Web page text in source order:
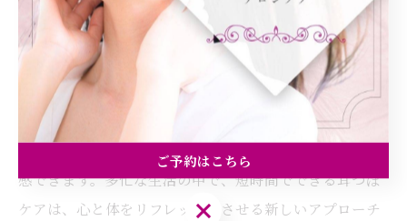
耳つぼは、心身のリフレッシュに驚くべき効果をもたら
します。特に大阪市都島区内代町では、耳つぼ刺激を通
じて多くの人々が日々の疲れを解消しています。耳の特
定のつぼを刺激することで、自律神経が整い、ストレス
が軽減されるため、心身ともにリラックスした状態を実
感できます。多忙な生活の中で、短時間でできる耳つぼ
ケアは、心と体をリフレッシュさせる新しいアプローチ
ご予約はこちら
ご予約はこちら